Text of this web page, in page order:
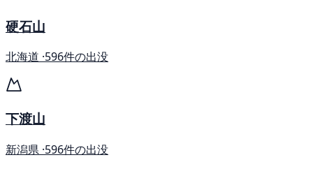
硬石山
北海道 ·596件の出没
下渡山
新潟県 ·596件の出没